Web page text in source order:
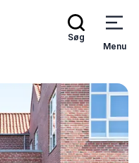
Søg
Menu